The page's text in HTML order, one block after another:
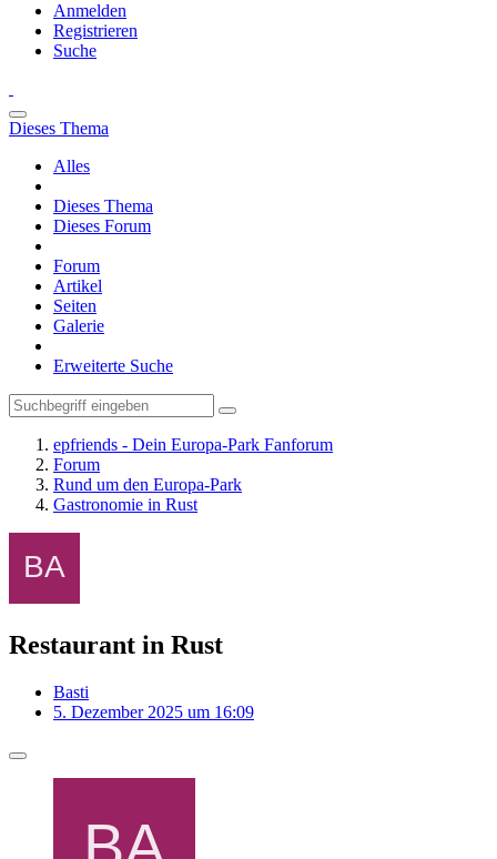
Anmelden
Registrieren
Suche
Dieses Thema
Alles
Dieses Thema
Dieses Forum
Forum
Artikel
Seiten
Galerie
Erweiterte Suche
epfriends - Dein Europa-Park Fanforum
Forum
Rund um den Europa-Park
Gastronomie in Rust
Restaurant in Rust
Basti
5. Dezember 2025 um 16:09